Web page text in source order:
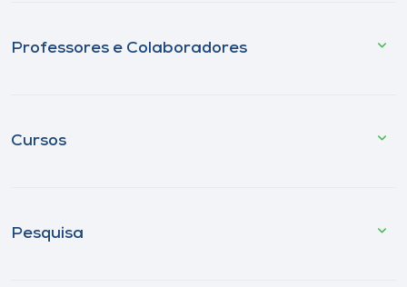
Professores e Colaboradores
Cursos
Pesquisa